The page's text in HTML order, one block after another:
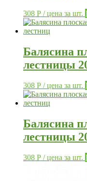
308 Р / цена за шт.
Балясина
лестницы
308 Р / цена за шт.
Балясина
лестницы
308 Р / цена за шт.